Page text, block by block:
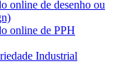
online de desenho ou
online de PPH
Industrial